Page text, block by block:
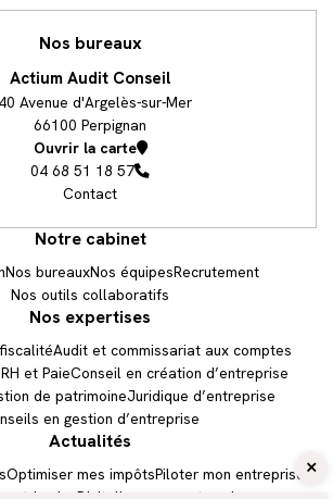
Être rappelé
Nos bureaux
Actium Audit Conseil
Avenue d'Argelès-sur-Mer
66100 Perpignan
Ouvrir la carte
04 68 51 18 57
Contact
Notre cabinet
Nos bureauxNos équipesRecrutement
Nos outils collaboratifs
Nos expertises
Audit et commissariat aux comptes
et PaieConseil en création d’entreprise
de patrimoineJuridique d’entreprise
en gestion d’entreprise
Actualités
Optimiser mes impôtsPiloter mon entreprise